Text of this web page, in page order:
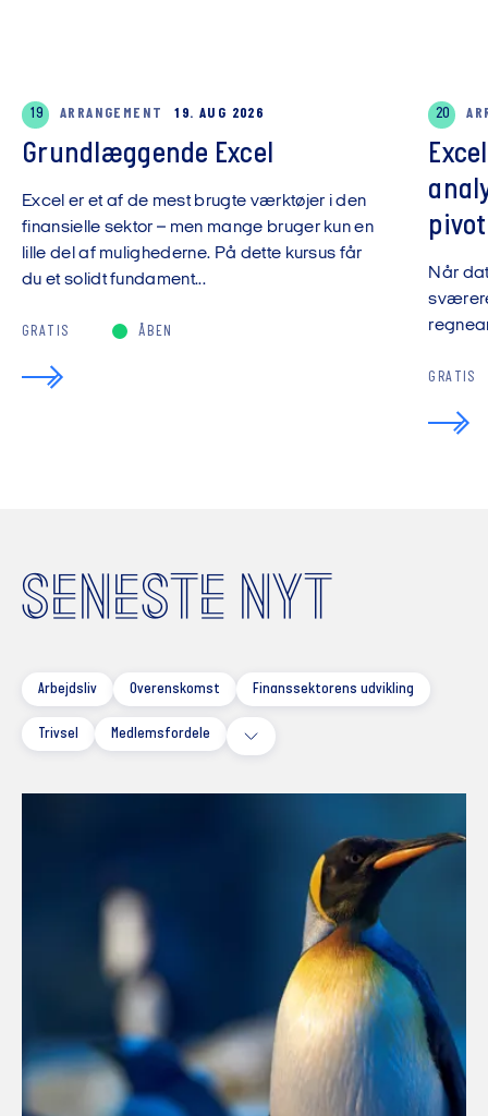
19 ARRANGEMENT 19. AUG 2026
Grundlæggende Excel
Excel er et af de mest brugte værktøjer i den
finansielle sektor – men mange bruger kun en
lille del af mulighederne. På dette kursus får
du et solidt fundament...
GRATIS ÅBEN
20
Når
GRATIS
SENESTE NYT
Arbejdsliv Overenskomst Finanssektorens udvikling
Trivsel Medlemsfordele